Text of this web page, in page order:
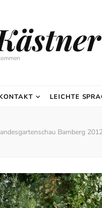
LEICHTE
Bamberg